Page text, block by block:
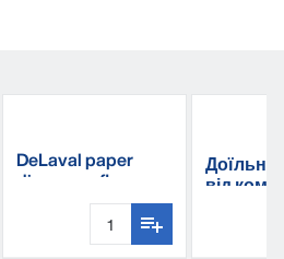
DeLaval paper
dispenser floor від